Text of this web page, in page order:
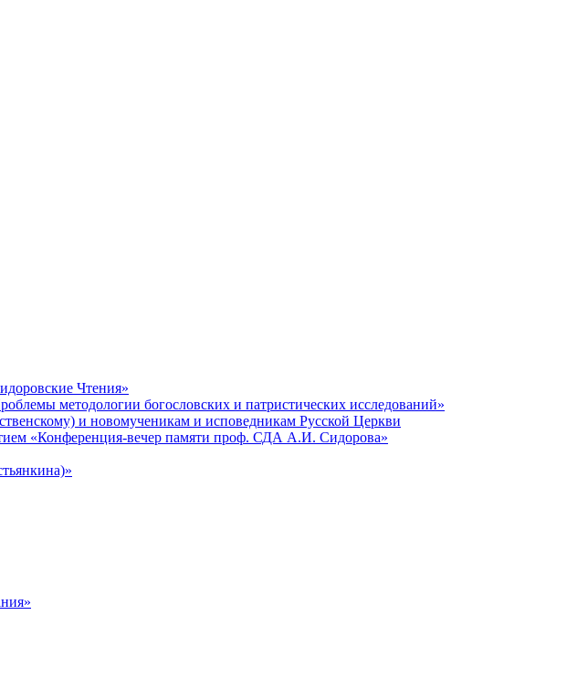
Чтения»
методологии богословских и патристических исследований»
и новомученикам и исповедникам Русской Церкви
«Конференция-вечер памяти проф. СДА А.И. Сидорова»